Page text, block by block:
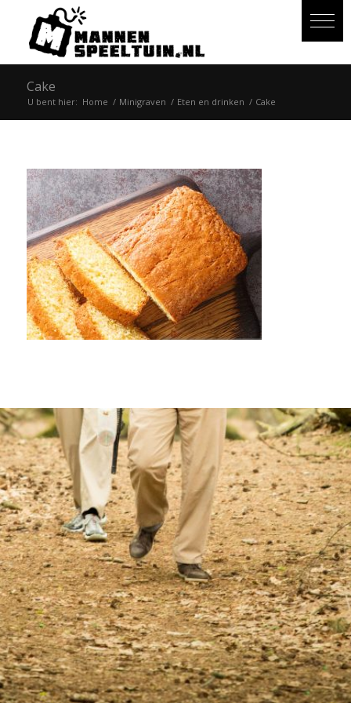
Cake
U bent hier: Home / Minigraven / Eten en drinken / Cake